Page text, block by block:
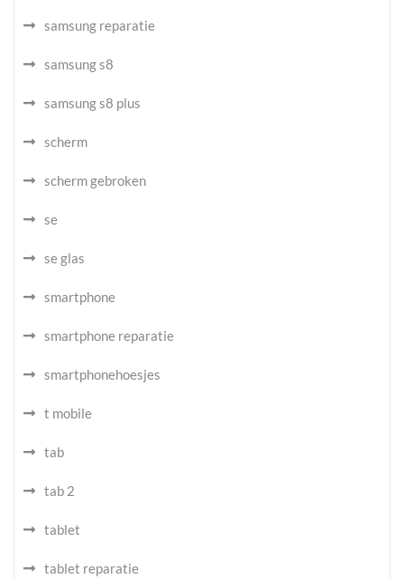
samsung reparatie
samsung s8
samsung s8 plus
scherm
scherm gebroken
se
se glas
smartphone
smartphone reparatie
smartphonehoesjes
t mobile
tab
tab 2
tablet
tablet reparatie